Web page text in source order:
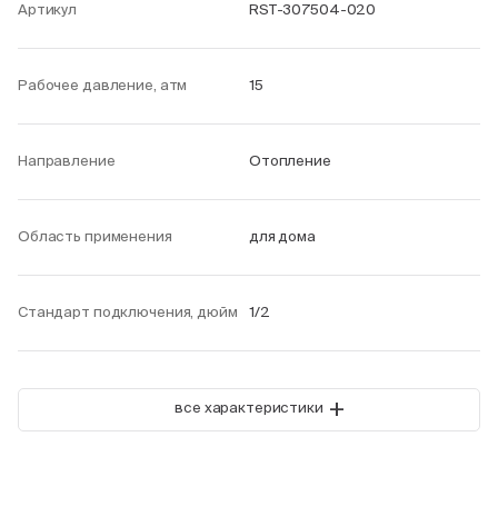
Артикул RST-307504-020
Рабочее давление, атм 15
Направление Отопление
Область применения для дома
Стандарт подключения, дюйм 1/2
все характеристики +